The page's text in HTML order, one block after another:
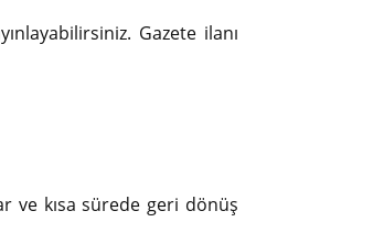
Gazete ilanı
ve kısa sürede geri dönüş